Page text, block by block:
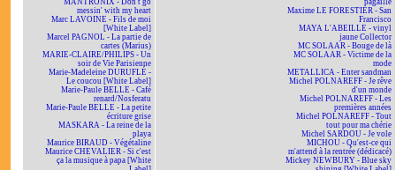
MANTRONIX - Don't go
messin' with my heart
Marc LAVOINE - Fils de moi
[White Label]
Marcel PAGNOL - La partie de
cartes (Marius)
MARIE-CLAIRE/PHILIPS - Un
soir de Vie Parisienne
Marie-Madeleine DURUFLÉ -
Le coucou [White Label]
Marie-Paule BELLE - Café
renard/Nosferatu
Marie-Paule BELLE - La petite
écriture grise
MASKARA - La reine de la
playa
Maurice BIRAUD - Végétaline
Maurice CHEVALIER - Si c'est
ça la musique à papa [White
pagaille
Maxime LE FORESTIER - San
Francisco
MAYA L'ABEILLE - vinyl
jaune Collector
MC SOLAAR - Bouge de là
MC SOLAAR - Victime de la
mode
METALLICA - Enter sandman
Michel POLNAREFF - Je rêve
d'un monde
Michel POLNAREFF - Les
premières années
Michel POLNAREFF - Tout
tout pour ma chérie
Michel SARDOU - Je vole
MICHOU - Qu'est-ce qui
m'attend à la rentrée (dédicacé)
Mickey NEWBURY - Blue sky